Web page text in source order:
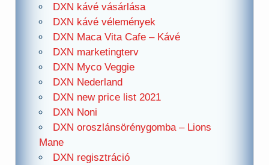
DXN kávé vásárlása
DXN kávé vélemények
DXN Maca Vita Cafe – Kávé
DXN marketingterv
DXN Myco Veggie
DXN Nederland
DXN new price list 2021
DXN Noni
DXN oroszlánsörénygomba – Lions
Mane
DXN regisztráció